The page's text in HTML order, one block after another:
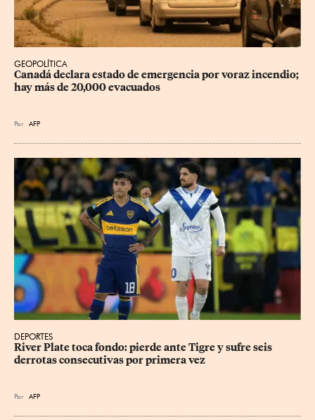
GEOPOLÍTICA
Canadá declara estado de emergencia por voraz incendio;
hay más de 20,000 evacuados
Por AFP
DEPORTES
River Plate toca fondo: pierde ante Tigre y sufre seis
derrotas consecutivas por primera vez
Por AFP